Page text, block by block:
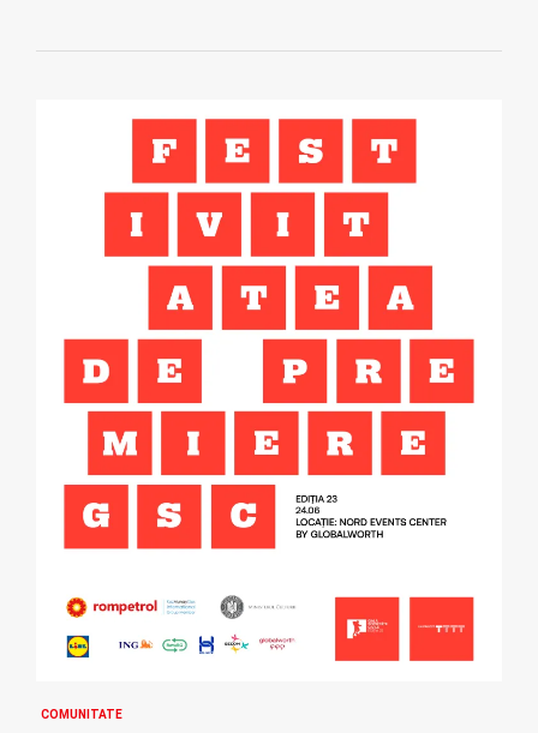
COMUNITATE